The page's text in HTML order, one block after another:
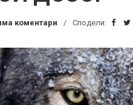
коментари Сподели: